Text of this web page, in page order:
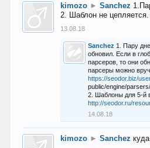
kimozo ► Sanchez
2. Шаблон не
13.08.18
Sanchez 1. Пару
обновил. Если в
парсеров, то они
парсеры можно
https://seodor.biz/
public/engine/parsers/
2. Шаблоны для 5-й
http://seodor.ru/
14.08.18
kimozo ► Sanchez